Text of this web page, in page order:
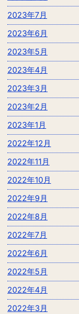
2023年7月
2023年6月
2023年5月
2023年4月
2023年3月
2023年2月
2023年1月
2022年12月
2022年11月
2022年10月
2022年9月
2022年8月
2022年7月
2022年6月
2022年5月
2022年4月
2022年3月